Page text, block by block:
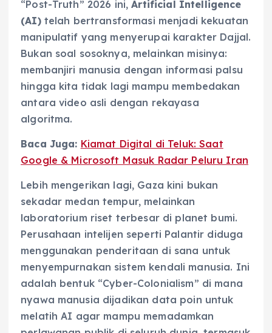
“Post-Truth” 2026 ini,Artificial Intelligence
(AI)telah bertransformasi menjadi kekuatan
manipulatif yang menyerupai karakter Dajjal.
Bukan soal sosoknya, melainkan misinya:
membanjiri manusia dengan informasi palsu
hingga kita tidak lagi mampu membedakan
antara video asli dengan rekayasa
algoritma.
Baca Juga: Kiamat Digital di Teluk: Saat
Google & Microsoft Masuk Radar Peluru Iran
Lebih mengerikan lagi, Gaza kini bukan
sekadar medan tempur, melainkan
laboratorium riset terbesar di planet bumi.
Perusahaan intelijen seperti Palantir diduga
menggunakan penderitaan di sana untuk
menyempurnakan sistem kendali manusia. Ini
adalah bentuk “Cyber-Colonialism” di mana
nyawa manusia dijadikan data poin untuk
melatih AI agar mampu memadamkan